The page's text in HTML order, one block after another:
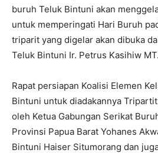
buruh Teluk Bintuni akan
untuk memperingati Hari Buruh
triparit yang digelar akan dibuka
Teluk Bintuni Ir. Petrus Kasihiw MT.
Rapat persiapan Koalisi Elemen
Bintuni untuk diadakannya
oleh Ketua Gabungan Serikat
Provinsi Papua Barat Yohanes
Bintuni Haiser Situmorang dan